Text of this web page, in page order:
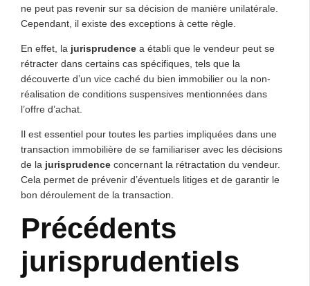
ne peut pas revenir sur sa décision de manière unilatérale.
Cependant, il existe des exceptions à cette règle.
En effet, la jurisprudence a établi que le vendeur peut se
rétracter dans certains cas spécifiques, tels que la
découverte d’un vice caché du bien immobilier ou la non-
réalisation de conditions suspensives mentionnées dans
l’offre d’achat.
Il est essentiel pour toutes les parties impliquées dans une
transaction immobilière de se familiariser avec les décisions
de la jurisprudence concernant la rétractation du vendeur.
Cela permet de prévenir d’éventuels litiges et de garantir le
bon déroulement de la transaction.
Précédents
jurisprudentiels